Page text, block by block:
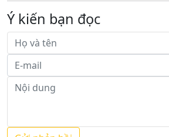
Ý kiến bạn đọc